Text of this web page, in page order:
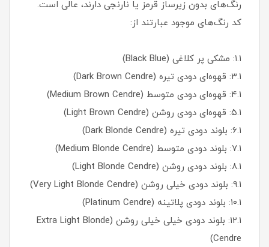
رنگ‌های بدون زیرساز قرمز یا نارنجی دارند، عالی است.
کد رنگ‌های موجود عبارتند از:
۱.۱: مشکی پر کلاغی (Black Blue)
۳.۱: قهوه‌ای دودی تیره (Dark Brown Cendre)
۴.۱: قهوه‌ای دودی متوسط (Medium Brown Cendre)
۵.۱: قهوه‌ای دودی روشن (Light Brown Cendre)
۶.۱: بلوند دودی تیره (Dark Blonde Cendre)
۷.۱: بلوند دودی متوسط (Medium Blonde Cendre)
۸.۱: بلوند دودی روشن (Light Blonde Cendre)
۹.۱: بلوند دودی خیلی روشن (Very Light Blonde Cendre)
۱۰.۱: بلوند دودی پلاتینه (Platinum Cendre)
۱۲.۱: بلوند دودی خیلی خیلی روشن (Extra Light Blonde
Cendre)